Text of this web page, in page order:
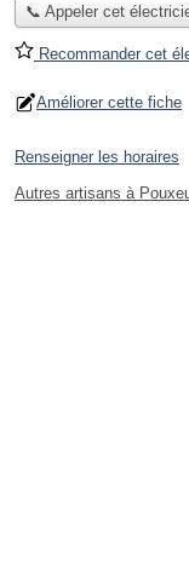
📞 Appeler cet
Recommander cet
Améliorer cette fiche
Renseigner les horaires
Autres artisans à